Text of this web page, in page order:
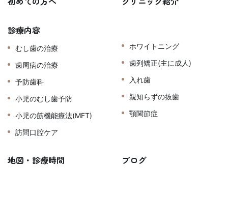
診療内容
むし歯の治療
歯周病の治療
予防歯科
小児のむし歯予防
小児の筋機能療法(MFT)
訪問口腔ケア
ホワイトニング
歯列矯正(主に成人)
入れ歯
親知らずの抜歯
顎関節症
地図・診療時間 ブログ